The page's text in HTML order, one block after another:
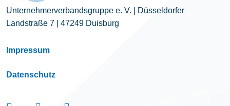
Unternehmerverbandsgruppe e. V. | Düsseldorfer
Landstraße 7 | 47249 Duisburg
Impressum
Datenschutz